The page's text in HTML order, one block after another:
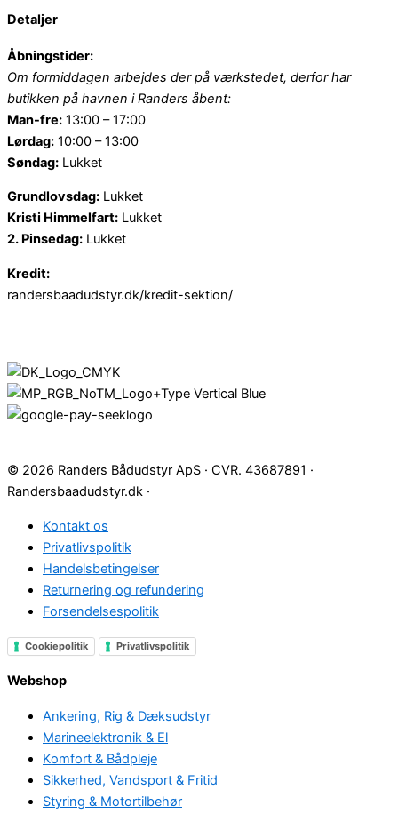
Detaljer
Åbningstider:
Om formiddagen arbejdes der på værkstedet, derfor har
butikken på havnen i Randers åbent:
Man-fre: 13:00 – 17:00
Lørdag: 10:00 – 13:00
Søndag: Lukket
Grundlovsdag: Lukket
Kristi Himmelfart: Lukket
2. Pinsedag: Lukket
Kredit:
randersbaadudstyr.dk/kredit-sektion/
© 2026 Randers Bådudstyr ApS · CVR. 43687891 ·
Randersbaadudstyr.dk ·
Kontakt os
Privatlivspolitik
Handelsbetingelser
Returnering og refundering
Forsendelsespolitik
Cookiepolitik Privatlivspolitik
Webshop
Ankering, Rig & Dæksudstyr
Marineelektronik & El
Komfort & Bådpleje
Sikkerhed, Vandsport & Fritid
Styring & Motortilbehør